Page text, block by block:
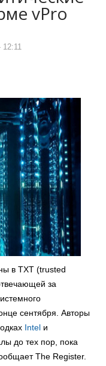
vPro
12:11
в TXT (trusted
за
сентября. Авторы
Intel и
до тех пор, пока
The Register.